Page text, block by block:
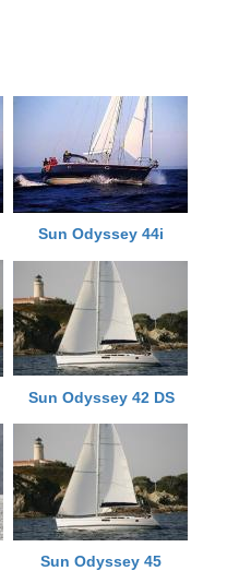
Sun Odyssey 44i
Sun Odyssey 42 DS
Sun Odyssey 45